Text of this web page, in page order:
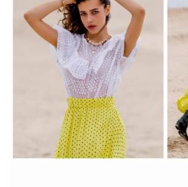
topowych stylizacjach gwiazd. Jeżeli masz na
podpowiadamy, jak nosić spódnice ze
stylizacjach na co wiosnę!
Spódnica na wiosnę – jaki